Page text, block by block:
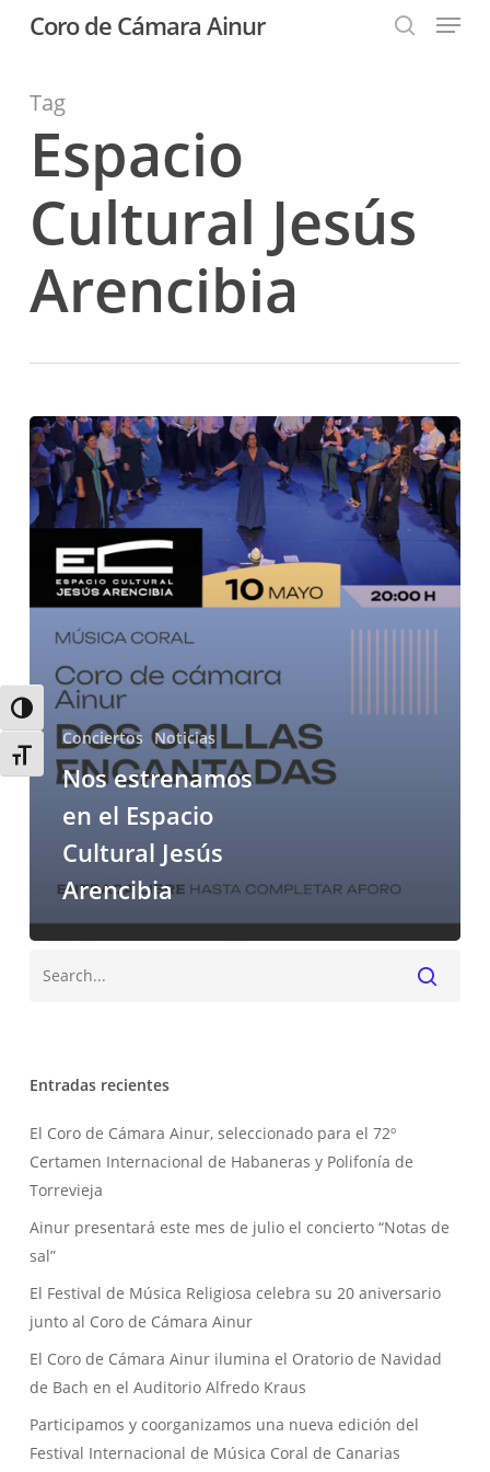
Alternar alto contraste
Alternar tamaño de letra
content
Coro de Cámara Ainur Menu
Tag
Espacio
Cultural Jesús
Arencibia
Nos
estrenamos
en
el
Espacio
Cultural
Jesús
Arencibia
Conciertos Noticias
Nos estrenamos
en el Espacio
Cultural Jesús
Arencibia
Entradas recientes
El Coro de Cámara Ainur, seleccionado para el 72º
Certamen Internacional de Habaneras y Polifonía de
Torrevieja
Ainur presentará este mes de julio el concierto “Notas de
sal”
El Festival de Música Religiosa celebra su 20 aniversario
junto al Coro de Cámara Ainur
El Coro de Cámara Ainur ilumina el Oratorio de Navidad
de Bach en el Auditorio Alfredo Kraus
Participamos y coorganizamos una nueva edición del
Festival Internacional de Música Coral de Canarias